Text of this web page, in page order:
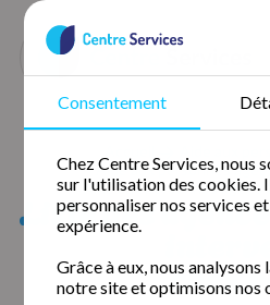
Consentement
Chez Centre Services, nous
sur l'utilisation des cookies.
personnaliser nos services
expérience.
Grâce à eux, nous
notre site et optimisons nos
Aide aux personnes
Aide aux personnes
Liste des
chez